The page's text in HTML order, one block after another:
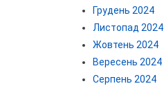
Грудень 2024
Листопад 2024
Жовтень 2024
Вересень 2024
Серпень 2024